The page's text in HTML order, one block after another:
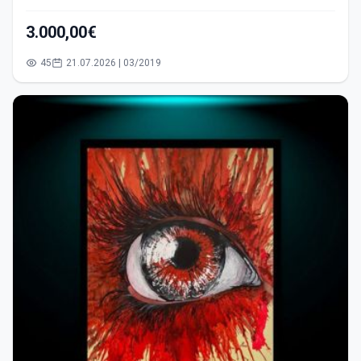
3.000,00€
45 21.07.2026 | 03/2019